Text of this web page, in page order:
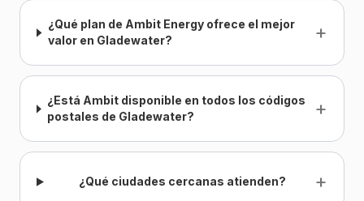
¿Qué plan de Ambit Energy ofrece el mejor
valor en Gladewater?
+
¿Está Ambit disponible en todos los códigos
postales de Gladewater?
+
¿Qué ciudades cercanas atienden? +